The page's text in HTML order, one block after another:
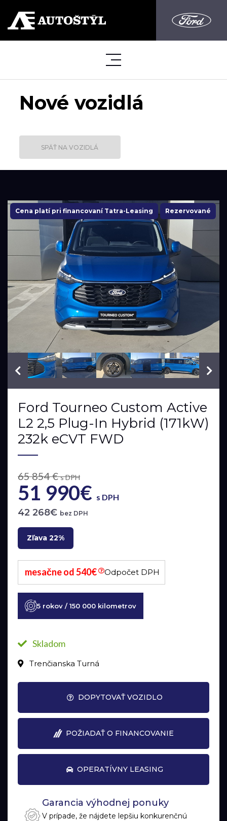
Nové vozidlá
SPÄŤ NA VOZIDLÁ
Cena platí pri financovaní Tatra-Leasing Rezervované
VIN: WF0XXXTA7HTL71011
Ford Tourneo Custom Active
L2 2,5 Plug-In Hybrid (171kW)
232k eCVT FWD
65 854 €s DPH
51 990€ s DPH
42 268€ bez DPH
Zľava 22%
mesačne od 540€ Odpočet DPH
5 rokov / 150 000 kilometrov
Skladom
Trenčianska Turná
DOPYTOVAŤ VOZIDLO
POŽIADAŤ O FINANCOVANIE
OPERATÍVNY LEASING
Garancia výhodnej ponuky
V prípade, že nájdete lepšiu konkurenčnú